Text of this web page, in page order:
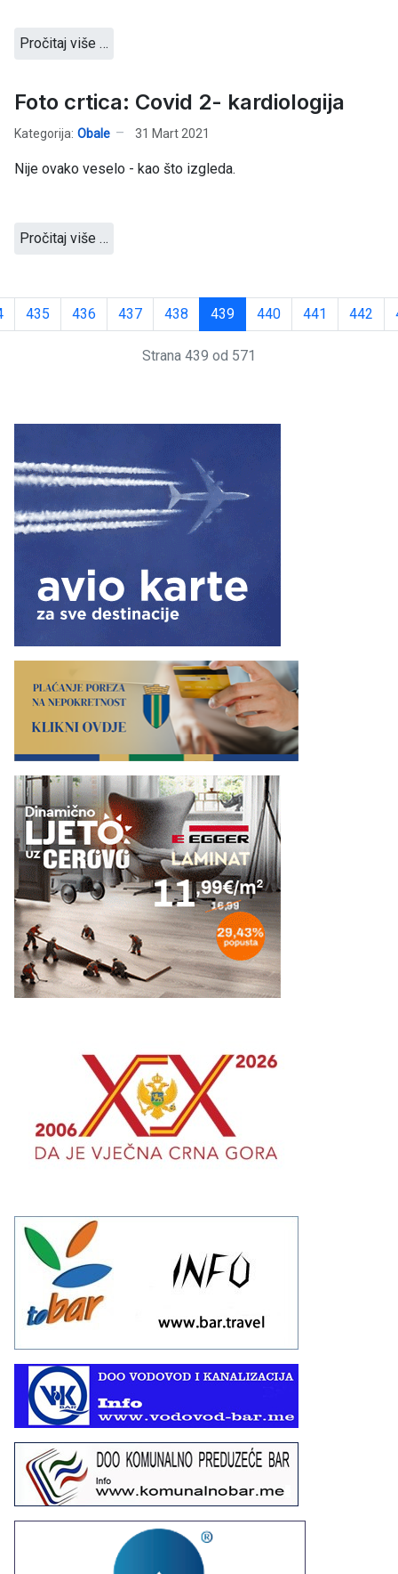
Pročitaj više …
Foto crtica: Covid 2- kardiologija
Kategorija: Obale 31 Mart 2021
Nije ovako veselo - kao što izgleda.
Pročitaj više …
435 436 437 438 439 440 441 442
Strana 439 od 571